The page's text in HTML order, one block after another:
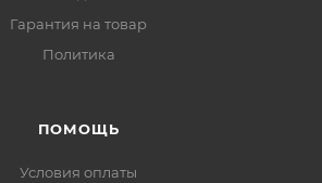
Гарантия на товар
Политика
ПОМОЩЬ
Условия оплаты